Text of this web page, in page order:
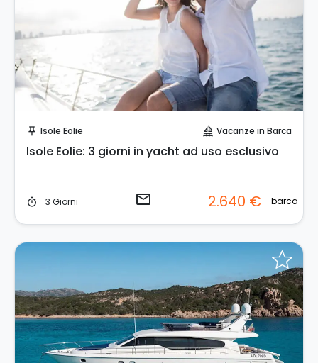
push_pin Isole Eolie sailing Vacanze in Barca
Isole Eolie: 3 giorni in yacht ad uso esclusivo
timer 3 Giorni email 2.640 € barca